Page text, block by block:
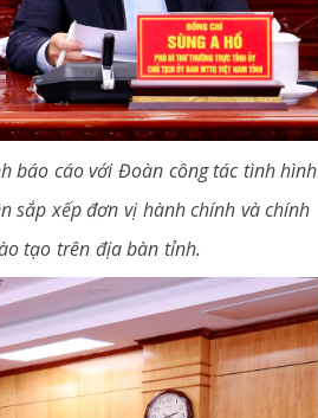
báo cáo với Đoàn công tác tình hình
sắp xếp đơn vị hành chính và chính
tạo trên địa bàn tỉnh.